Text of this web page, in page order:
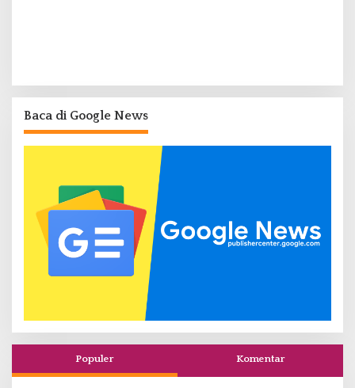
Baca di Google News
Populer Komentar